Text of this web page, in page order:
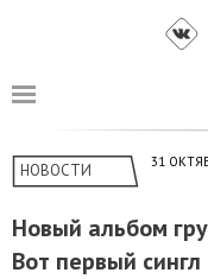
НОВОСТИ 31
Новый альбом
Вот первый сингл